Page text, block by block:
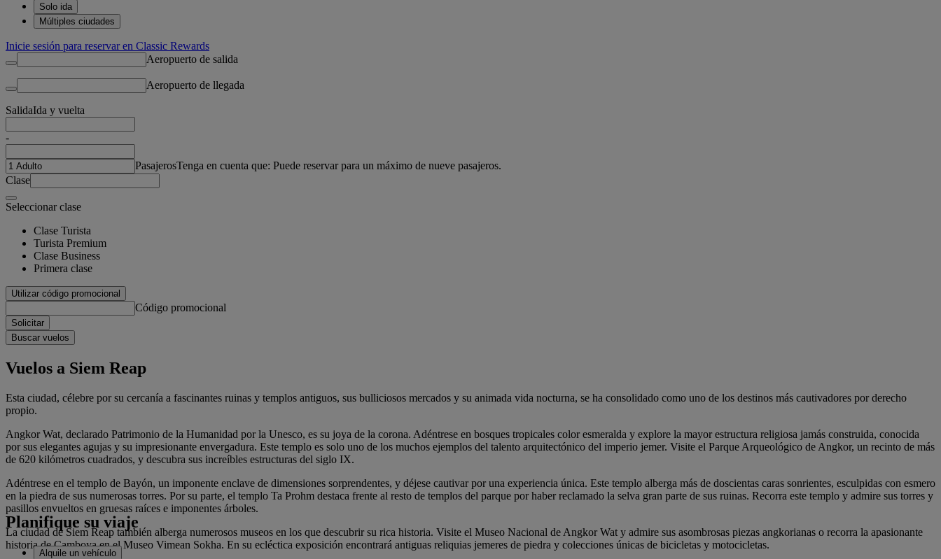
Solo ida
Múltiples ciudades
Inicie sesión para reservar en Classic Rewards
Aeropuerto de salida
Aeropuerto de llegada
SalidaIda y vuelta
-
PasajerosTenga en cuenta que: Puede reservar para un máximo de nueve pasajeros.
Clase
Seleccionar clase
Clase Turista
Turista Premium
Clase Business
Primera clase
Utilizar código promocional
Código promocional
Solicitar
Buscar vuelos
Vuelos a Siem Reap
Esta ciudad, célebre por su cercanía a fascinantes ruinas y templos antiguos, sus bulliciosos mercados y su animada vida nocturna, se ha consolidado como uno de los destinos más cautivadores por derecho
propio.
Angkor Wat, declarado Patrimonio de la Humanidad por la Unesco, es su joya de la corona. Adéntrese en bosques tropicales color esmeralda y explore la mayor estructura religiosa jamás construida, conocida
por sus elegantes agujas y su impresionante envergadura. Este templo es solo uno de los muchos ejemplos del talento arquitectónico del imperio jemer. Visite el Parque Arqueológico de Angkor, un recinto de más
de 620 kilómetros cuadrados, y descubra sus increíbles estructuras del siglo IX.
Adéntrese en el templo de Bayón, un imponente enclave de dimensiones sorprendentes, y déjese cautivar por una experiencia única. Este templo alberga más de doscientas caras sonrientes, esculpidas con esmero
en la piedra de sus numerosas torres. Por su parte, el templo Ta Prohm destaca frente al resto de templos del parque por haber reclamado la selva gran parte de sus ruinas. Recorra este templo y admire sus torres y
pasillos envueltos en gruesas raíces e imponentes árboles.
La ciudad de Siem Reap también alberga numerosos museos en los que descubrir su rica historia. Visite el Museo Nacional de Angkor Wat y admire sus asombrosas piezas angkorianas o recorra la apasionante
historia de Camboya en el Museo Vimean Sokha. En su ecléctica exposición encontrará antiguas reliquias jemeres de piedra y colecciones únicas de bicicletas y motocicletas.
Planifique su viaje
Alquile un vehículo